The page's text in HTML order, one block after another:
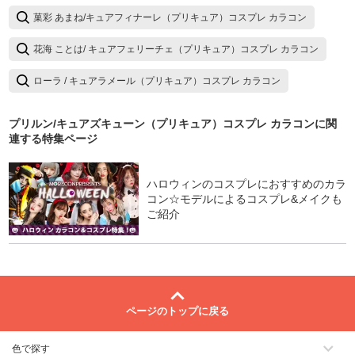
菓彩 あまね/キュアフィナーレ（プリキュア）コスプレ カラコン
花海 ことは/ キュアフェリーチェ（プリキュア）コスプレ カラコン
ローラ / キュアラメール（プリキュア）コスプレ カラコン
プリルン/キュアズキューン（プリキュア）コスプレ カラコンに関
連する特集ページ
ハロウィンのコスプレにおすすめのカラ
コン☆モデルによるコスプレ&メイクも
ご紹介
ページのトップに戻る
色で探す